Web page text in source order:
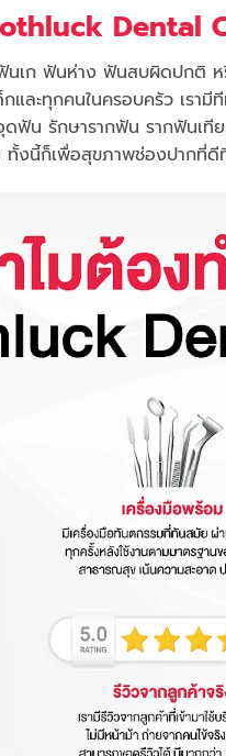
Dental
เก ฟันห่าง ฟันสบผิดปกติ
และทุกคนในครอบครัว เรา
รักษารากฟัน รากฟันเทีย
ทั้งนี้ก็เพื่อสุขภาพช่องปากที่